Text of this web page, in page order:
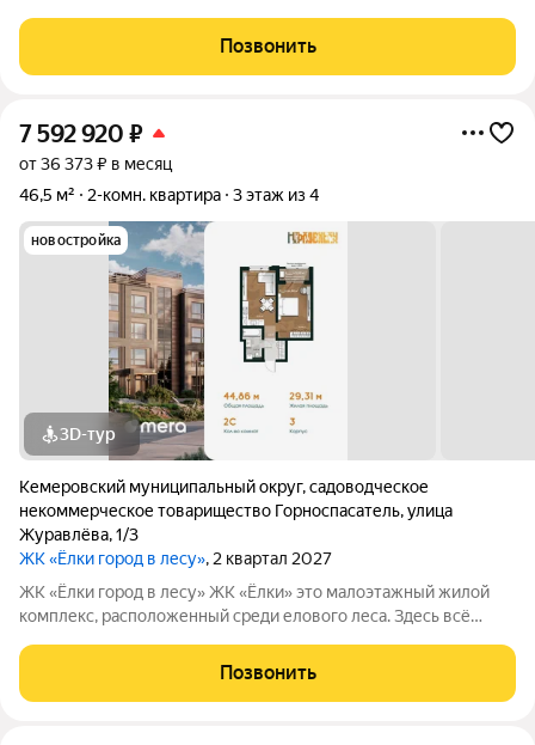
лишних забот. Главное преимущество проекта готовые
квартиры для жизни с первого
Позвонить
7 592 920 ₽
от 36 373 ₽ в месяц
46,5 м²
2-комн. квартира 3 этаж из 4
новостройка
3D-тур
Кемеровский муниципальный округ,садоводческое
некоммерческое товарищество Горноспасатель,улица
Журавлёва,1/3
ЖК «Ёлки город в лесу», 2 квартал 2027
ЖК «Ёлки город в лесу» ЖК «Ёлки» это малоэтажный жилой
комплекс, расположенный среди елового леса. Здесь всё
лишних забот. Главное преимущество проекта готовые
квартиры для жизни с первого
Позвонить